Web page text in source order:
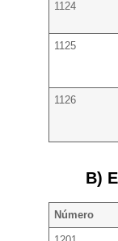
1124
1125
1126
B)
Número